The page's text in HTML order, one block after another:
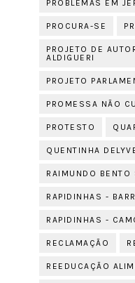
PROBLEMAS EM
PROCURA-SE
PROJETO DE
ALDIGUERI
PROJETO
PROMESSA NÃO
PROTESTO
QUENTINHA
RAIMUNDO BENTO
RAPIDINHAS -
RAPIDINHAS -
RECLAMAÇÃO
REEDUCAÇÃO